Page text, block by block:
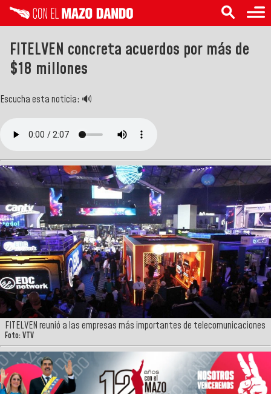
FITELVEN concreta acuerdos por más de
$18 millones
Escucha esta noticia: 🔊
FITELVEN reunió a las empresas más importantes de telecomunicaciones
Foto: VTV